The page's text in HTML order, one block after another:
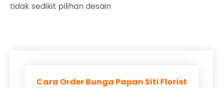
tidak sedikit pilihan desain
Cara Order Bunga Papan Siti Florist